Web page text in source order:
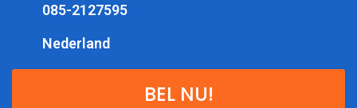
085-2127595
Nederland
BEL NU!